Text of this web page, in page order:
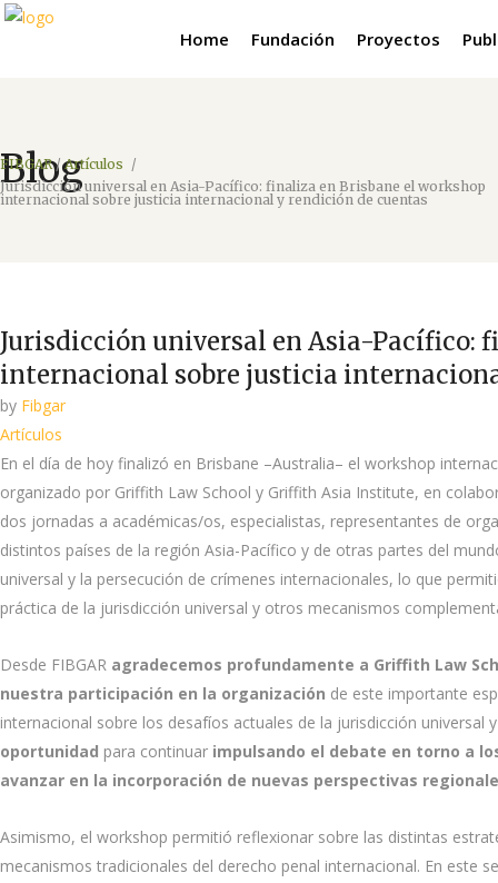
Home Fundación Proyectos
Blog
FIBGAR/Artículos /
Jurisdicción universal en Asia-Pacífico: finaliza en Brisbane el workshop
internacional sobre justicia internacional y rendición de cuentas
Jurisdicción universal en Asia-Pacífico:
internacional sobre justicia
by Fibgar
Artículos
En el día de hoy finalizó en Brisbane –Australia– el workshop
organizado por Griffith Law School y Griffith Asia Institute, en
dos jornadas a académicas/os, especialistas, representantes de
distintos países de la región Asia-Pacífico y de otras partes del
universal y la persecución de crímenes internacionales, lo que
práctica de la jurisdicción universal y otros mecanismos
Desde FIBGAR agradecemos profundamente a Griffith Law
nuestra participación en la organización de este importante
internacional sobre los desafíos actuales de la jurisdicción
oportunidad para continuar impulsando el debate en torno a
avanzar en la incorporación de nuevas perspectivas
Asimismo, el workshop permitió reflexionar sobre las distintas
mecanismos tradicionales del derecho penal internacional. En este